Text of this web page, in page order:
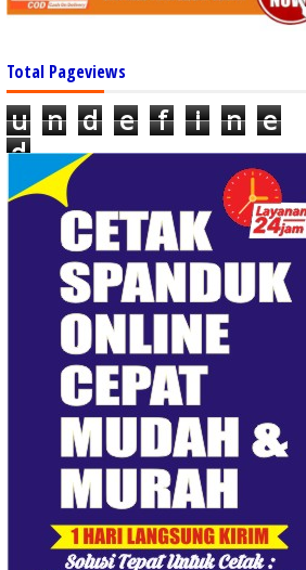
Total Pageviews
u n d e f i n e
d